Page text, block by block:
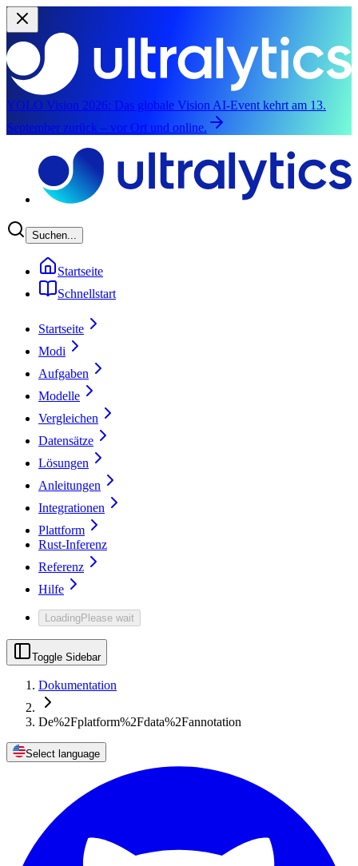
YOLO Vision 2026: Das globale Vision AI-Event kehrt am 13.
September zurück – vor Ort und online.
Suchen...
Startseite
Schnellstart
Startseite
Modi
Aufgaben
Modelle
Vergleichen
Datensätze
Lösungen
Anleitungen
Integrationen
Plattform
Rust-Inferenz
Referenz
Hilfe
LoadingPlease wait
Toggle Sidebar
Dokumentation
De%2Fplatform%2Fdata%2Fannotation
Select language